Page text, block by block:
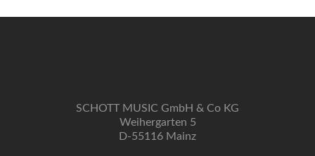
SCHOTT MUSIC GmbH & Co KG
Weihergarten 5
D-55116 Mainz